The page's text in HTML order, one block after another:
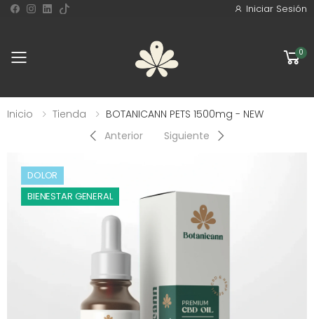
Iniciar Sesión
Toggle mobile menu
0
Inicio Tienda
BOTANICANN PETS 1500mg - NEW
Anterior
Siguiente
DOLOR
BIENESTAR GENERAL